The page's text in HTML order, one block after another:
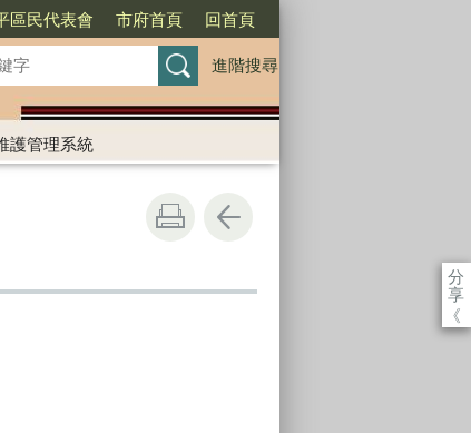
區民代表會 市府首頁 回首頁
進階搜尋
護管理系統
分
享
《